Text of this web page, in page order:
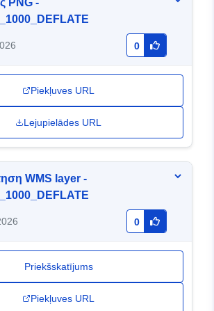
PNG -
0
Piekļuves URL
Lejupielādes URL
WMS layer -
0
Priekšskatījums
Piekļuves URL